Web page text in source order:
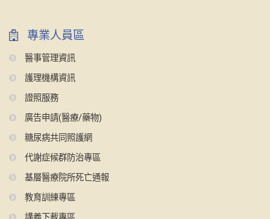
專業人員區
醫事管理資訊
護理機構資訊
證照服務
廣告申請(醫療/藥物)
糖尿病共同照護網
代謝症候群防治專區
基層醫療院所死亡通報
教育訓練專區